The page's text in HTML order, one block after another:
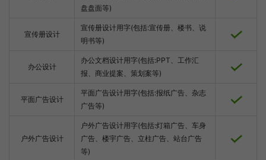
盘盘面等)
宣传册设计
宣传册设计用字(包括:宣传册、楼书、说
明书等)
办公设计
办公文档设计用字(包括:PPT、工作汇
报、商业提案、策划案等)
平面广告设计
平面广告设计用字(包括:报纸广告、杂志
广告等)
户外广告设计
户外广告设计用字(包括:灯箱广告、车身
广告、楼宇广告、立柱广告、站台广告
等)